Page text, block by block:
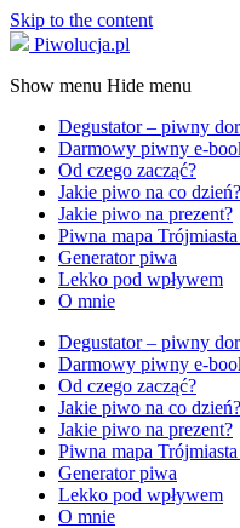
Skip to the content
Piwolucja.pl
Show menu Hide menu
Degustator – piwny
Darmowy piwny e-
Od czego zacząć?
Jakie piwo na co dzień?
Jakie piwo na prezent?
Piwna mapa
Generator piwa
Lekko pod wpływem
O mnie
Degustator – piwny
Darmowy piwny e-
Od czego zacząć?
Jakie piwo na co dzień?
Jakie piwo na prezent?
Piwna mapa
Generator piwa
Lekko pod wpływem
O mnie